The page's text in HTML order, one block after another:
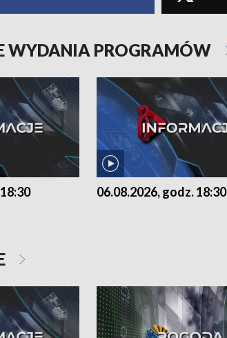
WYDANIA PROGRAMÓW
06.08.2026, godz. 18:30